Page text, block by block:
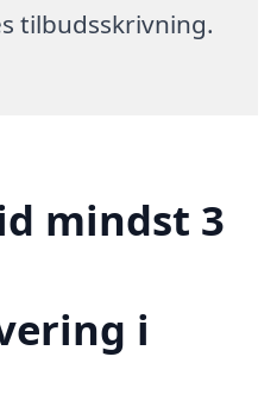
tilbudsskrivning.
mindst 3
i